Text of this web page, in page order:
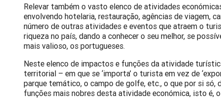
Relevar também o vasto elenco de atividades
envolvendo hotelaria, restauração, agências de viagem,
número de outras atividades e eventos que atraem o
riqueza no país, dando a conhecer o seu melhor, se
mais valioso, os portugueses.
Neste elenco de impactos e funções da atividade
territorial – em que se ‘importa’ o turista em vez de
parque temático, o campo de golfe, etc., o que por si só,
funções mais nobres desta atividade económica, isto é,